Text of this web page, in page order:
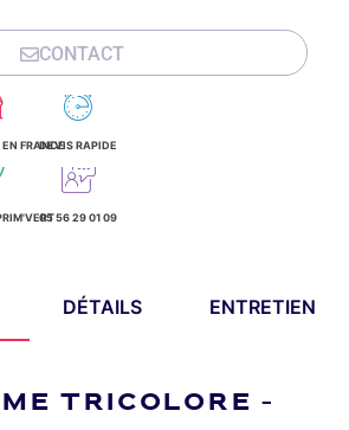
CONTACT
EN FRANCEDEVIS RAPIDE
05 56 29 01 09
DÉTAILS ENTRETIEN
TRICOLORE –